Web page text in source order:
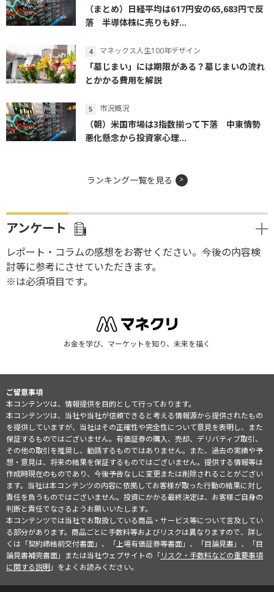
（まとめ）日経平均は617円安の65,683円で反
落 半導体株に売りも好...
マネックス人生100年デザイン
「墓じまい」には期限がある？墓じまいの流れ
とかかる費用を解説
市況概況
（朝）米国市場は3指数揃って下落 中東情勢
悪化懸念から投資家心理...
ランキング一覧を見る
アンケート
レポート・コラムの感想をお寄せください。今後の内容検
討等に参考にさせていただきます。
※は必須項目です。
お金を学び、マーケットを知り、未来を描く
ご留意事項
本コンテンツは、情報提供を目的として行っております。
本コンテンツは、当社や当社が信頼できると考える情報源から提供されたもの
を提供していますが、当社はその正確性や完全性について意見を表明し、また
保証するものではございません。有価証券の購入、売却、デリバティブ取引、
その他の取引を推奨し、勧誘するものではありません。また、過去の実績や予
想・意見は、将来の結果を保証するものではございません。提供する情報等は
作成時現在のものであり、今後予告なしに変更または削除されることがござい
ます。当社は本コンテンツの内容に依拠してお客様が取った行動の結果に対し
責任を負うものではございません。投資にかかる最終決定は、お客様ご自身の
判断と責任でなさるようお願いいたします。
本コンテンツでは当社でお取扱している商品・サービス等について言及してい
る部分があります。商品ごとに手数料等およびリスクは異なりますので、詳し
くは「契約締結前交付書面」、「上場有価証券等書面」、「目論見書」、「目
論見書補完書面」または当社ウェブサイトの「リスク・手数料などの重要事項
に関する説明」をよくお読みください。